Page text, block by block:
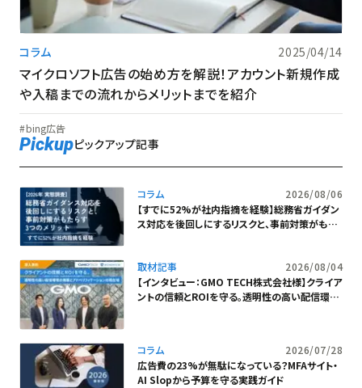
コラム 2025/04/14
マイクロソフト広告の始め方を解説！アカウント新規作成
や入稿までの流れからメリットまでを紹介
bing広告
Pickupピックアップ記事
コラム
2026/08/06
【すでに52%が社内指摘を経験】総務省ガイダン
ス対応を後回しにするリスクと、事前対策がもた
取材記事
2026/08/04
【インタビュー：GMO TECH株式会社様】クライア
ントの信頼とROIを守る。透明性の高い配信環境
コラム
2026/07/28
広告費の23%が無駄になっている？MFAサイト・
AI Slopから予算を守る実践ガイド